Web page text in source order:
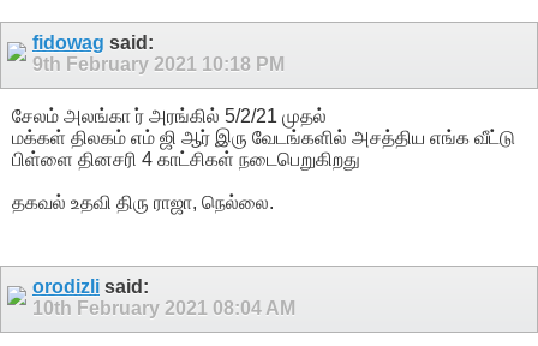
fidowag said:
9th February 2021 10:18 PM
சேலம் அலங்கா ர் அரங்கில் 5/2/21 முதல்
மக்கள் திலகம் எம் ஜி ஆர் இரு வேடங்களில் அசத்திய எங்க வீட்டு
பிள்ளை தினசரி 4 காட்சிகள் நடைபெறுகிறது
தகவல் உதவி திரு ராஜா, நெல்லை.
orodizli said:
10th February 2021 08:04 AM